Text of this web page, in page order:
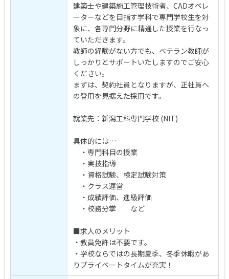
建築士や建築施工管理技術者、CADオペレ
ーターなどを目指す学科で専門学校生を対
象に、各専門分野に精通した授業を行なっ
ていただきます。
教師の経験がない方でも、ベテラン教師が
しっかりとサポートいたしますのでご安心
ください。
まずは、契約社員となりますが、正社員へ
の登用を見据えた採用です。
就業先：新潟工科専門学校 (NIT)
具体的には…
・専門科目の授業
・実技指導
・資格試験、検定試験対策
・クラス運営
・成績評価、進級評価
・校務分掌 など
■求人のメリット
・教員免許は不要です。
・学校ならではの長期夏季、冬季休暇があ
りプライベートタイムが充実！